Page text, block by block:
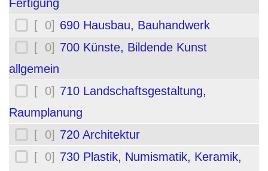
Fertigung
[ 0] 690 Hausbau, Bauhandwerk
[ 0] 700 Künste, Bildende Kunst
allgemein
[ 0] 710 Landschaftsgestaltung,
Raumplanung
[ 0] 720 Architektur
[ 0] 730 Plastik, Numismatik, Keramik,